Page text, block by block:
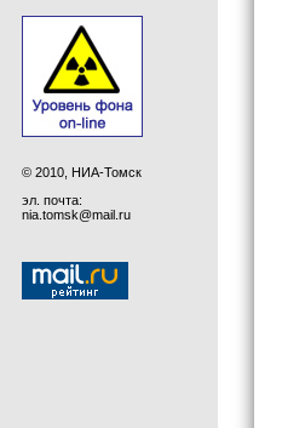
© 2010, НИА-Томск
эл. почта:
nia.tomsk@mail.ru